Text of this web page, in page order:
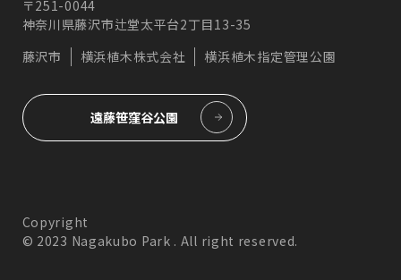
〒251-0044
神奈川県藤沢市辻堂太平台2丁目13-35
藤沢市
横浜植木株式会社 横浜植木指定管理公園
遠藤笹窪谷公園
Copyright
© 2023 Nagakubo Park . All right reserved.